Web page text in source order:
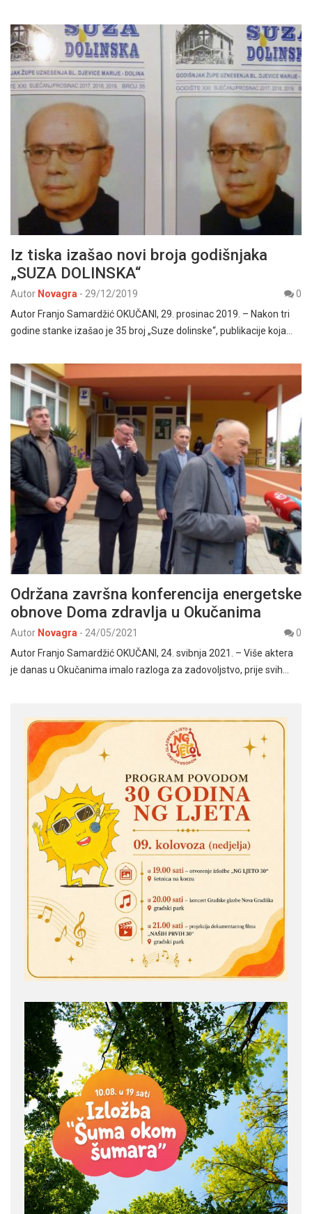
Iz tiska izašao novi broja godišnjaka
„SUZA DOLINSKA“
Autor Novagra - 29/12/2019
0
Autor Franjo Samardžić OKUČANI, 29. prosinac 2019. – Nakon tri
godine stanke izašao je 35 broj „Suze dolinske“, publikacije koja…
Održana završna konferencija energetske
obnove Doma zdravlja u Okučanima
Autor Novagra - 24/05/2021
0
Autor Franjo Samardžić OKUČANI, 24. svibnja 2021. – Više aktera
je danas u Okučanima imalo razloga za zadovoljstvo, prije svih…